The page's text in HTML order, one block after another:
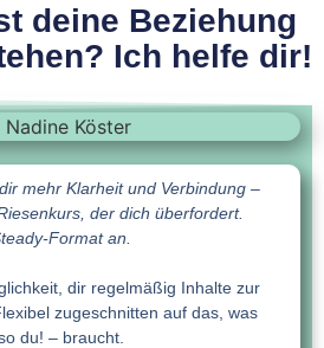
deine Beziehung
Ich helfe dir!
mehr Klarheit und Verbindung –
der dich überfordert.
Format an.
dir regelmäßig Inhalte zur
zugeschnitten auf das, was
du! – braucht.